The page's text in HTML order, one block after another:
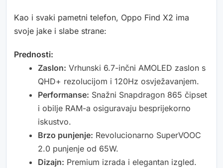
Kao i svaki pametni telefon, Oppo Find X2 ima
svoje jake i slabe strane:
Prednosti:
Zaslon: Vrhunski 6.7-inčni AMOLED zaslon s
QHD+ rezolucijom i 120Hz osvježavanjem.
Performanse: Snažni Snapdragon 865 čipset
i obilje RAM-a osiguravaju besprijekorno
iskustvo.
Brzo punjenje: Revolucionarno SuperVOOC
2.0 punjenje od 65W.
Dizajn: Premium izrada i elegantan izgled.